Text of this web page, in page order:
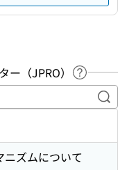
（JPRO）
ヘルプペ
キ
ズムについて